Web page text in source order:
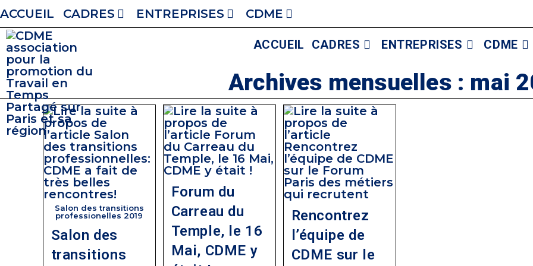
ACCUEIL CADRES ENTREPRISES CDME
ACCUEIL CADRES ENTREPRISES CDME
Archives mensuelles : mai
Salon des transitions
professionelles 2019
Salon des
transitions
Forum du
Carreau du
Temple, le 16
Mai, CDME y
Rencontrez
l’équipe de
CDME sur le